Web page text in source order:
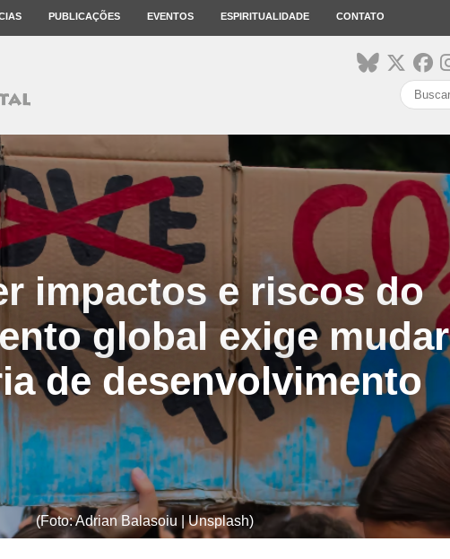
PUBLICAÇÕES EVENTOS ESPIRITUALIDADE CONTATO
impactos e riscos do
global exige mudar
de desenvolvimento
(Foto: Adrian Balasoiu | Unsplash)